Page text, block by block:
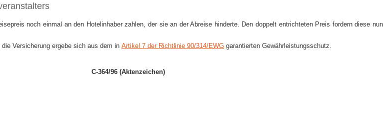
noch einmal an den Hotelinhaber zahlen, der sie an der Abreise hinderte. Den doppelt entrichteten Preis fordern diese nun
Versicherung ergebe sich aus dem in Artikel 7 der Richtlinie 90/314/EWG garantierten Gewährleistungsschutz.
C-364/96 (Aktenzeichen)